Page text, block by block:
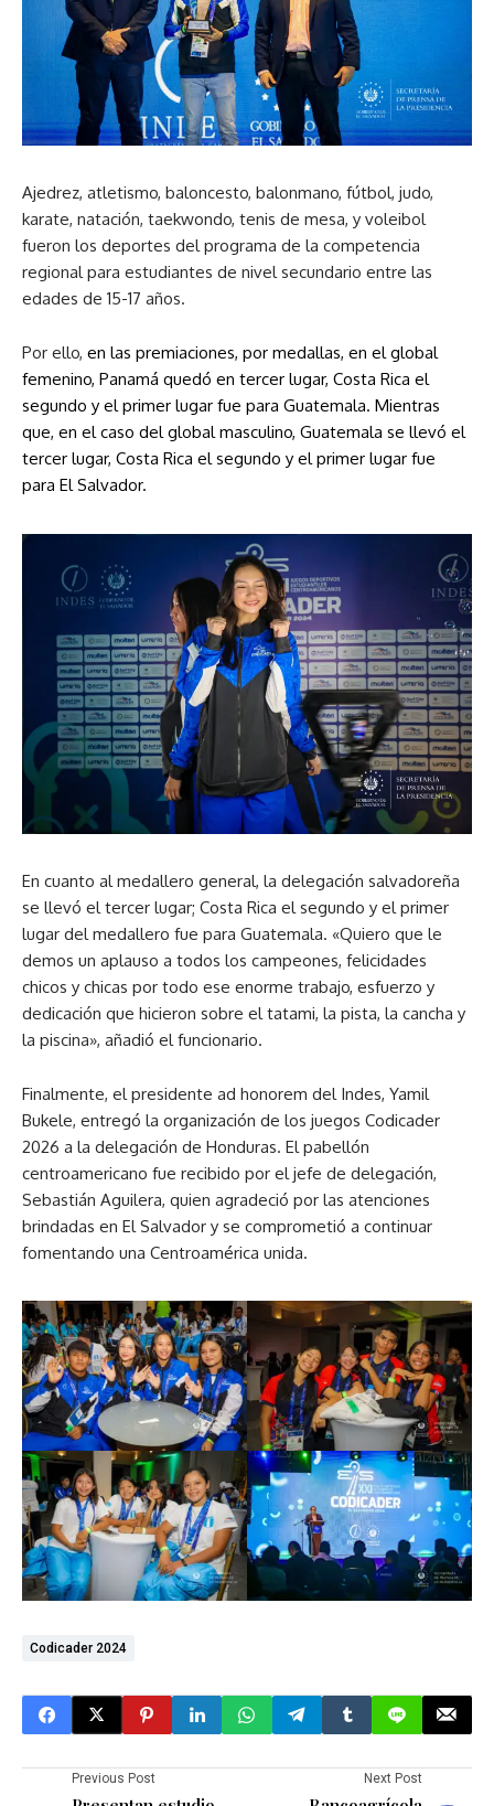
Ajedrez, atletismo, baloncesto, balonmano, fútbol, judo,
karate, natación, taekwondo, tenis de mesa, y voleibol
fueron los deportes del programa de la competencia
regional para estudiantes de nivel secundario entre las
edades de 15-17 años.
Por ello, en las premiaciones, por medallas, en el global
femenino, Panamá quedó en tercer lugar, Costa Rica el
segundo y el primer lugar fue para Guatemala. Mientras
que, en el caso del global masculino, Guatemala se llevó el
tercer lugar, Costa Rica el segundo y el primer lugar fue
para El Salvador.
En cuanto al medallero general, la delegación salvadoreña
se llevó el tercer lugar; Costa Rica el segundo y el primer
lugar del medallero fue para Guatemala. «Quiero que le
demos un aplauso a todos los campeones, felicidades
chicos y chicas por todo ese enorme trabajo, esfuerzo y
dedicación que hicieron sobre el tatami, la pista, la cancha y
la piscina», añadió el funcionario.
Finalmente, el presidente ad honorem del Indes, Yamil
Bukele, entregó la organización de los juegos Codicader
2026 a la delegación de Honduras. El pabellón
centroamericano fue recibido por el jefe de delegación,
Sebastián Aguilera, quien agradeció por las atenciones
brindadas en El Salvador y se comprometió a continuar
fomentando una Centroamérica unida.
Codicader 2024
Previous Post Next Post